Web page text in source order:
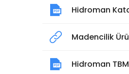
Hidroman
Madencilik
Hidroman